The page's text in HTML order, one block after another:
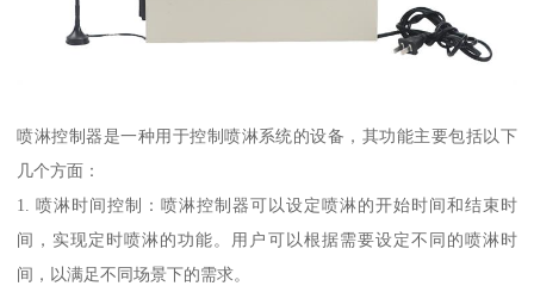
喷淋控制器是一种用于控制喷淋系统的设备，其功能主要包括以下
几个方面：
1. 喷淋时间控制：喷淋控制器可以设定喷淋的开始时间和结束时
间，实现定时喷淋的功能。用户可以根据需要设定不同的喷淋时
间，以满足不同场景下的需求。